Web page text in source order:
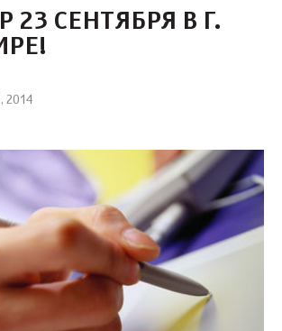
23 СЕНТЯБРЯ В Г.
2014